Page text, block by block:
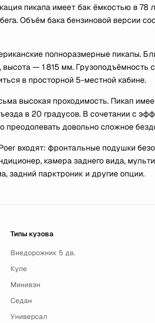
пикапа имеет бак ёмкостью в 78
Объём бака бензиновой версии
полноразмерные пикапы.
— 1 815 мм. Грузоподъёмность
в просторной 5-местной кабине.
высокая проходимость. Пикап
в 20 градусов. В сочетании с
преодолевать довольно сложное
входят: фронтальные подушки
камера заднего вида,
задний парктроник и другие опции.
Типы кузова
Внедорожник 5 дв.
Купе
Минивэн
Седан
Универсал